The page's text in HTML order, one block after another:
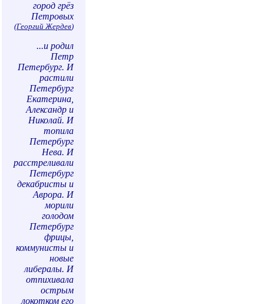
город грёз
Петровых
(Георгий Жердев)
...и родил
Петр
Петербург. И
растили
Петербург
Екатерина,
Александр и
Николай. И
топила
Петербург
Нева. И
расстреливали
Петербург
декабристы и
Аврора. И
морили
голодом
Петербург
фрицы,
коммунисты и
новые
либералы. И
отпихивала
острым
локотком его